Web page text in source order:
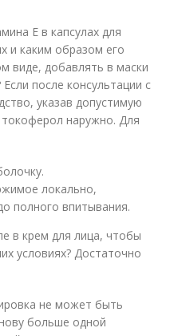
E в капсулах для
и каким образом его
виде, добавлять в маски
после консультации с
указав допустимую
наружно. Для
локально,
полного впитывания.
в крем для лица, чтобы
условиях? Достаточно
не может быть
больше одной